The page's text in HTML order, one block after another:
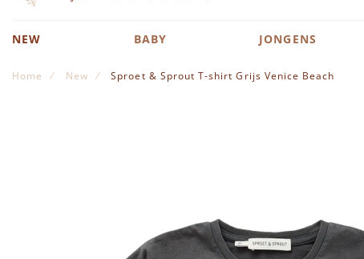
NEW BABY JONGENS
Home New Sproet & Sprout T-shirt Grijs Venice Beach